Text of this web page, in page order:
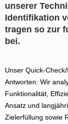
unserer
Identifikation
tragen so zur
bei.
Unser Quick-
Antworten: Wir
Funktionalität,
Ansatz und
Zielerfüllung sowie